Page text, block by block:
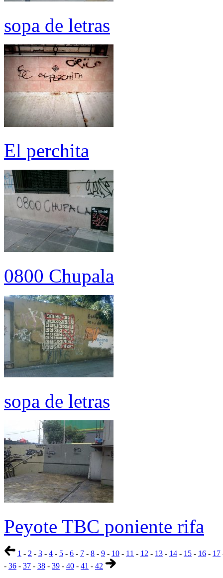
sopa de letras
El perchita
0800 Chupala
sopa de letras
Peyote TBC poniente rifa
1 - 2 - 3 - 4 - 5 - 6 - 7 - 8 - 9 - 10 - 11 - 12 - 13 - 14 - 15 - 16 - 17
- 36 - 37 - 38 - 39 - 40 - 41 - 42